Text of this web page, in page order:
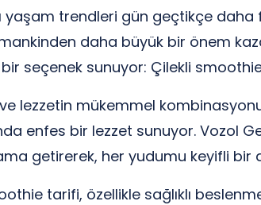
yaşam trendleri gün geçtikçe
daha büyük bir önem
seçenek sunuyor: Çilekli
ve lezzetin mükemmel
enfes bir lezzet sunuyor. Vozol
getirerek, her yudumu keyifli bir
tarifi, özellikle sağlıklı